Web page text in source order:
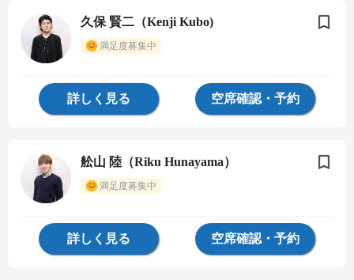
久保 賢二（Kenji Kubo)
満足度募集中
詳しく見る 空席確認・予約
舩山 陸（Riku Hunayama）
満足度募集中
詳しく見る 空席確認・予約